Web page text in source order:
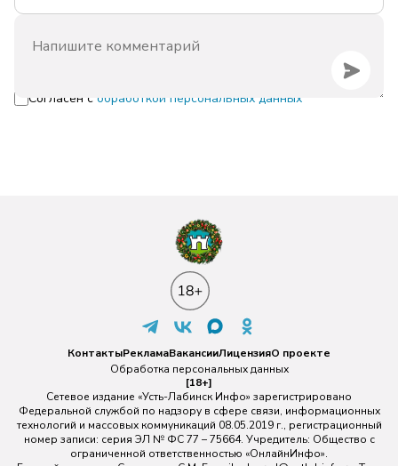
Согласен с обработкой персональных данных
КонтактыРекламаВакансииЛицензияО проекте
Обработка персональных данных
[18+]
Сетевое издание «Усть-Лабинск Инфо» зарегистрировано
Федеральной службой по надзору в сфере связи, информационных
технологий и массовых коммуникаций 08.05.2019 г., регистрационный
номер записи: серия ЭЛ № ФС 77 – 75664. Учредитель: Общество с
ограниченной ответственностью «ОнлайнИнфо».